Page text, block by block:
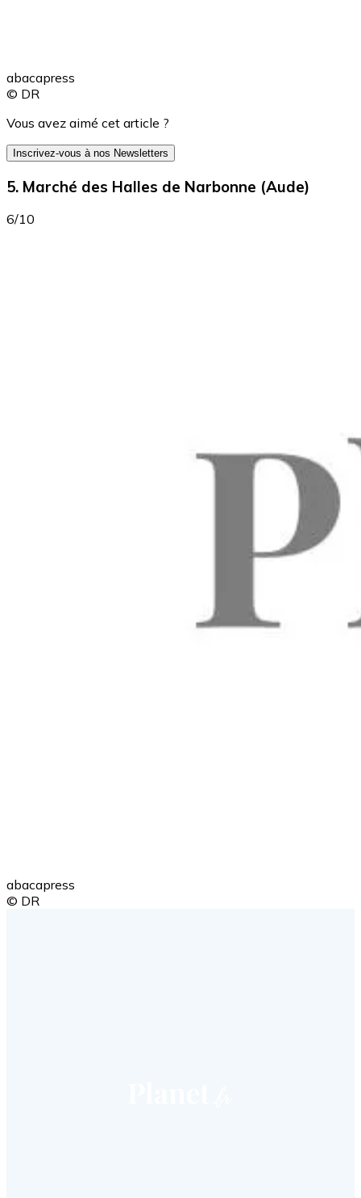
abacapress
© DR
Vous avez aimé cet article ?
Inscrivez-vous à nos Newsletters
5. Marché des Halles de Narbonne (Aude)
6/10
abacapress
© DR